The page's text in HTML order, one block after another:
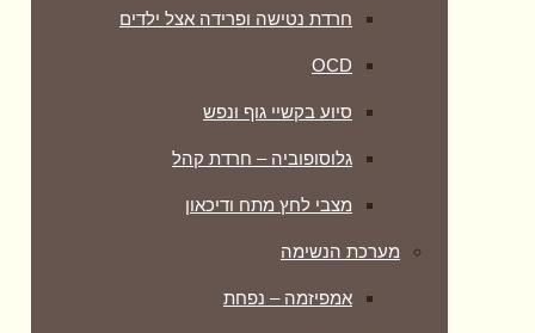
חרדת נטישה ופרידה אצל ילדים
OCD
סיוע בקשיי גוף ונפש
גלוסופוביה – חרדת קהל
מצבי לחץ מתח ודיכאון
מערכת הנשימה
אמפיזמה – נפחת